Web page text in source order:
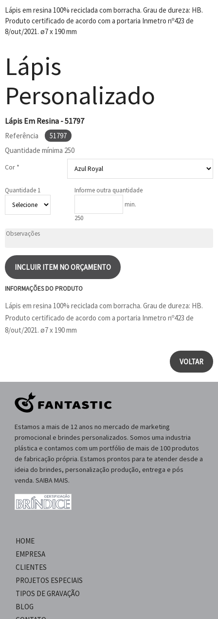
Lápis em resina 100% reciclada com borracha. Grau de dureza: HB.
Produto certificado de acordo com a portaria Inmetro nº423 de
8/out/2021. ø7 x 190 mm
Lápis
Personalizado
Lápis Em Resina - 51797
Referência
51797
Quantidade mínima 250
Cor *
Quantidade 1
Informe outra quantidade
min.
250
INCLUIR ITEM NO ORÇAMENTO
INFORMAÇÕES DO PRODUTO
Lápis em resina 100% reciclada com borracha. Grau de dureza: HB.
Produto certificado de acordo com a portaria Inmetro nº423 de
8/out/2021. ø7 x 190 mm
VOLTAR
Estamos a mais de 12 anos no mercado de marketing
promocional e brindes personalizados. Somos uma industria
plástica e contamos com um portfólio de mais de 100 produtos
de fabricação própria. Estamos prontos para te atender desde a
ideia do brindes, personalização produção, entrega e pós
venda. SAIBA MAIS.
HOME
EMPRESA
CLIENTES
PROJETOS ESPECIAIS
TIPOS DE GRAVAÇÃO
BLOG